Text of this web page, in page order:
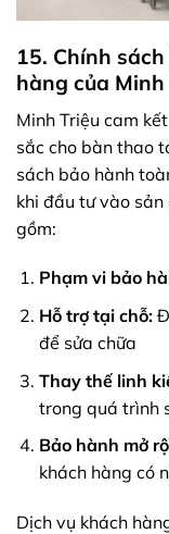
15. Chính
hàng của Minh
Minh Triệu cam
sắc cho bàn thao
sách bảo hành
khi đầu tư vào
gồm:
Phạm vi bảo
Hỗ trợ tại chỗ:
để sửa chữa
Thay thế linh
trong quá trình
Bảo hành mở
khách hàng có
Dịch vụ khách